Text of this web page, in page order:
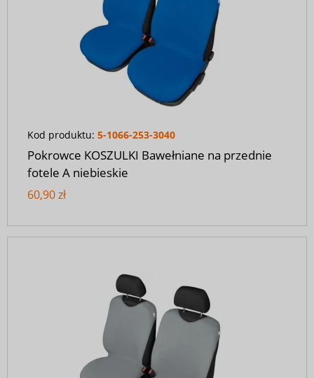
Kod produktu: 5-1066-253-3040
Pokrowce KOSZULKI Bawełniane na przednie
fotele A niebieskie
60,90 zł